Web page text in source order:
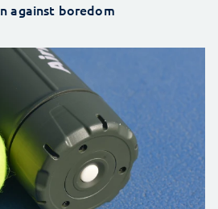
against boredom